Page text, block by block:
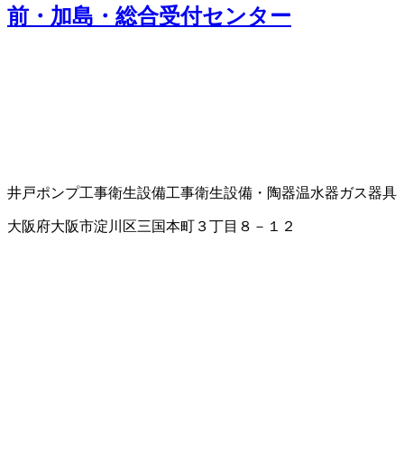
前・加島・総合受付センター
井戸ポンプ工事衛生設備工事衛生設備・陶器温水器ガス器具
大阪府大阪市淀川区三国本町３丁目８－１２